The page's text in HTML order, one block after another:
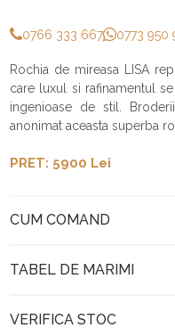
0766 333 667 0773 950
Rochia de mireasa LISA
care luxul si rafinamentul
ingenioase de stil.
anonimat aceasta superba
PRET: 5900 Lei
CUM COMAND
TABEL DE MARIMI
VERIFICA STOC